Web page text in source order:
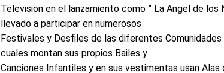
Television en el lanzamiento como ” La Angel de los
llevado a participar en numerosos
Festivales y Desfiles de las diferentes
cuales montan sus propios Bailes y
Canciones Infantiles y en sus vestimentas usan Alas